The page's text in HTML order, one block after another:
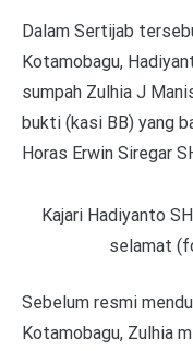
Dalam Sertijab
Kotamobagu,
sumpah Zulhia J
bukti (kasi BB) yang
Horas Erwin Siregar
Kajari Hadiyanto
selamat
Sebelum resmi
Kotamobagu, Zulhia